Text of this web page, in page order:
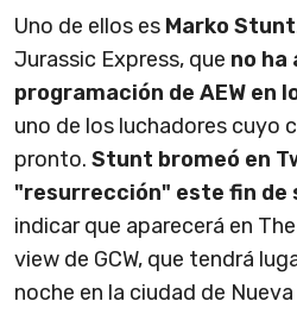
Uno de ellos es Marko Stunt
Jurassic Express, que no ha
programación de AEW en
uno de los luchadores cuyo
pronto. Stunt bromeó en
"resurrección" este fin de
indicar que aparecerá en
view de GCW, que tendrá
noche en la ciudad de Nueva